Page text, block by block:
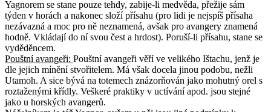
Yagnorem se stane pouze tehdy, zabije-li medvěda, přežije sám
týden v horách a nakonec složí přísahu (pro lidi je nejspíš přísaha
nezávazná a moc pro ně neznamená, avšak pro avangery znamená
hodně. Vkládají do ní svou čest a hrdost). Poruší-li přísahu, stane se
vyděděncem.
Pouštní avangeři: Pouštní avangeři věří ve velikého Ištachu, jenž je
dle jejich mínění stvořitelem. Má však docela jinou podobu, nežli
Utamoh. A sice bývá na totemech znázorňován jako mohutný orel s
roztaženými křídly. Veškeré praktiky v uctívání apod. jsou stejné
jako u horských avangerů.